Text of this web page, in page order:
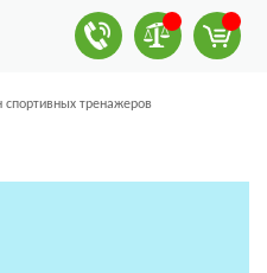
спортивных тренажеров